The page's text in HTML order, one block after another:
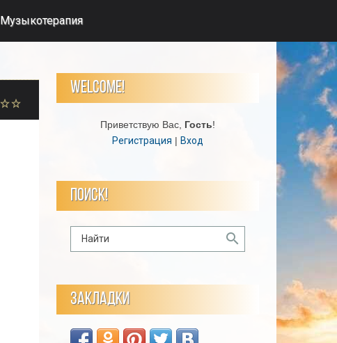
Музыкотерапия
WELCOME!
Приветствую Вас, Гость!
Регистрация | Вход
ПОИСК!
ЗАКЛАДКИ